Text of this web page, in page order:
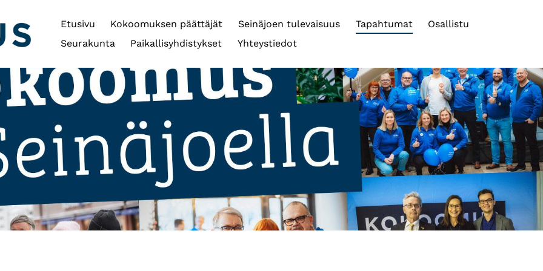
Etusivu Kokoomuksen päättäjät Seinäjoen tulevaisuus Tapahtumat
Osallistu
Seurakunta
Paikallisyhdistykset Yhteystiedot